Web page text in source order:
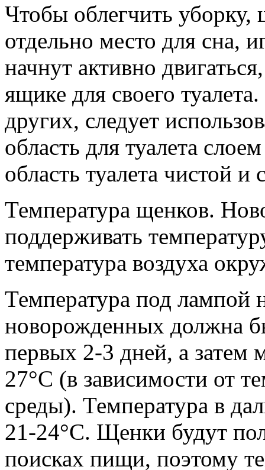
Чтобы облегчить уборку,
отдельно место для сна,
начнут активно
ящике для своего
других, следует
область для туалета
область туалета чистой и
Температура щенков.
поддерживать
температура воздуха
Температура под лампой
новорожденных должна
первых 2-3 дней, а затем
27°С (в зависимости от
среды). Температура в
21-24°С. Щенки будут
поисках пищи, поэтому